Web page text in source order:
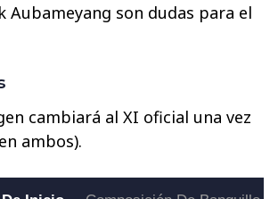
Aubameyang son dudas para el
cambiará al XI oficial una vez
ambos).